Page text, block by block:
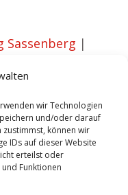
wir Technologien
und/oder darauf
zustimmst, können wir
IDs auf dieser Website
erteilst oder
Funktionen
Sassenberg |